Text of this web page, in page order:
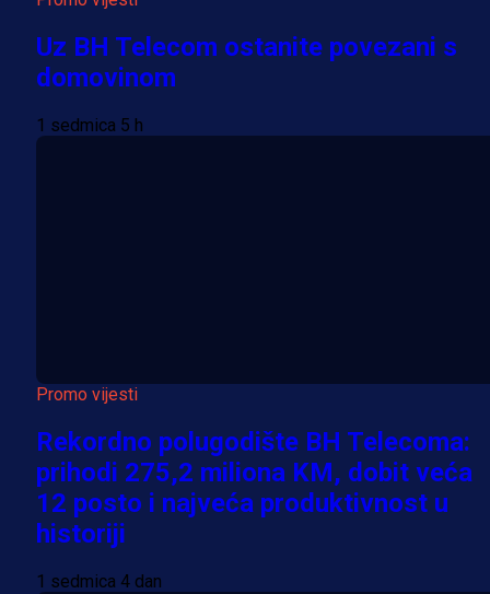
Uz BH Telecom ostanite povezani s
domovinom
1 sedmica 5 h
Promo vijesti
Rekordno polugodište BH Telecoma:
prihodi 275,2 miliona KM, dobit veća
12 posto i najveća produktivnost u
historiji
1 sedmica 4 dan